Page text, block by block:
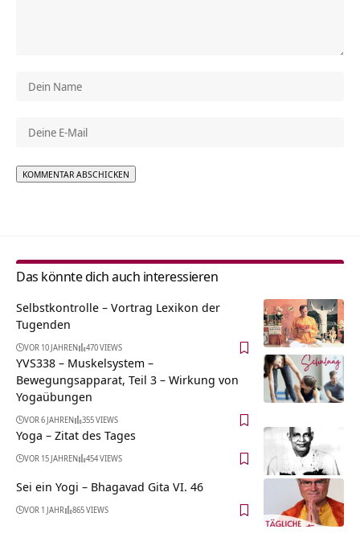
Das könnte dich auch interessieren
Selbstkontrolle – Vortrag Lexikon der
Tugenden
VOR 10 JAHREN 470 VIEWS
YVS338 – Muskelsystem –
Bewegungsapparat, Teil 3 – Wirkung von
Yogaübungen
VOR 6 JAHREN 355 VIEWS
Yoga – Zitat des Tages
VOR 15 JAHREN 454 VIEWS
Sei ein Yogi – Bhagavad Gita VI. 46
VOR 1 JAHR 865 VIEWS